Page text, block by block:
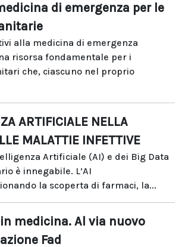
di emergenza per le
alla medicina di emergenza
risorsa fondamentale per i
che, ciascuno nel proprio
ARTIFICIALE NELLA
MALATTIE INFETTIVE
Artificiale (AI) e dei Big Data
è innegabile. L’AI
la scoperta di farmaci, la...
medicina. Al via nuovo
Fad